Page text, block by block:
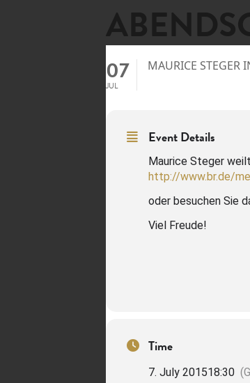
07
JUL
MAURICE STEGER
Event Details
Maurice Steger
http://www.br.de/
oder besuchen Sie
Viel Freude!
Time
7. July 201518:30